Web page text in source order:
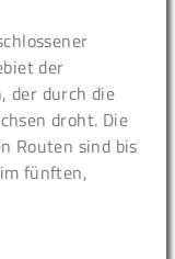
der
der durch die
droht. Die
Routen sind bis
fünften,